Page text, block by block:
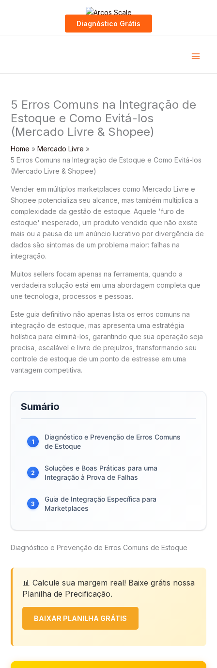
Diagnóstico Grátis
5 Erros Comuns na Integração de
Estoque e Como Evitá-los
(Mercado Livre & Shopee)
Home
Mercado Livre
5 Erros Comuns na Integração de Estoque e Como Evitá-los
(Mercado Livre & Shopee)
Vender em múltiplos marketplaces como Mercado Livre e
Shopee potencializa seu alcance, mas também multiplica a
complexidade da gestão de estoque. Aquele 'furo de
estoque' inesperado, um produto vendido que não existe
mais ou a pausa de um anúncio lucrativo por divergência de
dados são sintomas de um problema maior: falhas na
integração.
Muitos sellers focam apenas na ferramenta, quando a
verdadeira solução está em uma abordagem completa que
une tecnologia, processos e pessoas.
Este guia definitivo não apenas lista os erros comuns na
integração de estoque, mas apresenta uma estratégia
holística para eliminá-los, garantindo que sua operação seja
precisa, escalável e livre de prejuízos, transformando seu
controle de estoque de um ponto de estresse em uma
vantagem competitiva.
Sumário
1
Diagnóstico e Prevenção de Erros Comuns
de Estoque
2
Soluções e Boas Práticas para uma
Integração à Prova de Falhas
3
Guia de Integração Específica para
Marketplaces
Diagnóstico e Prevenção de Erros Comuns de Estoque
📊 Calcule sua margem real! Baixe grátis nossa
Planilha de Precificação.
BAIXAR PLANILHA GRÁTIS